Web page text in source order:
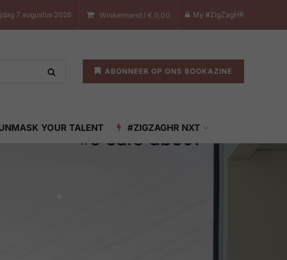
7 augustus 2026 Winkelmand / € 0,00 My #ZigZagHR
ABONNEER OP ONS BOOKAZINE
YOUR TALENT #ZIGZAGHR NXT